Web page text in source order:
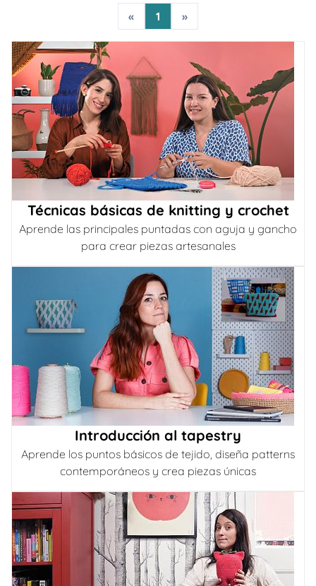
« 1 »
Técnicas básicas de knitting y crochet
Aprende las principales puntadas con aguja y gancho
para crear piezas artesanales
Introducción al tapestry
Aprende los puntos básicos de tejido, diseña patterns
contemporáneos y crea piezas únicas